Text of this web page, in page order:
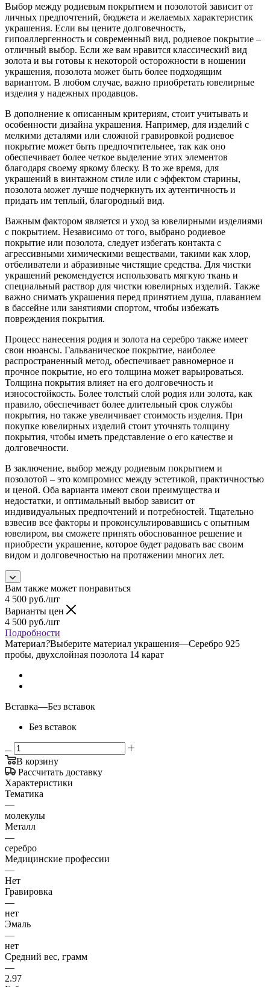
Выбор между родиевым покрытием и позолотой зависит от
личных предпочтений, бюджета и желаемых характеристик
украшения. Если вы цените долговечность,
гипоаллергенность и современный вид, родиевое покрытие –
отличный выбор. Если же вам нравится классический вид
золота и вы готовы к некоторой осторожности в ношении
украшения, позолота может быть более подходящим
вариантом. В любом случае, важно приобретать ювелирные
изделия у надежных продавцов.
В дополнение к описанным критериям, стоит учитывать и
особенности дизайна украшения. Например, для изделий с
мелкими деталями или сложной гравировкой родиевое
покрытие может быть предпочтительнее, так как оно
обеспечивает более четкое выделение этих элементов
благодаря своему яркому блеску. В то же время, для
украшений в винтажном стиле или с эффектом старины,
позолота может лучше подчеркнуть их аутентичность и
придать им теплый, благородный вид.
Важным фактором является и уход за ювелирными изделиями
с покрытием. Независимо от того, выбрано родиевое
покрытие или позолота, следует избегать контакта с
агрессивными химическими веществами, такими как хлор,
отбеливатели и абразивные чистящие средства. Для чистки
украшений рекомендуется использовать мягкую ткань и
специальный раствор для чистки ювелирных изделий. Также
важно снимать украшения перед принятием душа, плаванием
в бассейне или занятиями спортом, чтобы избежать
повреждения покрытия.
Процесс нанесения родия и золота на серебро также имеет
свои нюансы. Гальваническое покрытие, наиболее
распространенный метод, обеспечивает равномерное и
прочное покрытие, но его толщина может варьироваться.
Толщина покрытия влияет на его долговечность и
износостойкость. Более толстый слой родия или золота, как
правило, обеспечивает более длительный срок службы
покрытия, но также увеличивает стоимость изделия. При
покупке ювелирных изделий стоит уточнять толщину
покрытия, чтобы иметь представление о его качестве и
долговечности.
В заключение, выбор между родиевым покрытием и
позолотой – это компромисс между эстетикой, практичностью
и ценой. Оба варианта имеют свои преимущества и
недостатки, и оптимальный выбор зависит от
индивидуальных предпочтений и потребностей. Тщательно
взвесив все факторы и проконсультировавшись с опытным
ювелиром, вы сможете принять обоснованное решение и
приобрести украшение, которое будет радовать вас своим
видом и долговечностью на протяжении многих лет.
Вам также может понравиться
4 500 руб./шт
Варианты цен
4 500 руб./шт
Подробности
Материал?Выберите материал украшения—Серебро 925
пробы, двухслойная позолота 14 карат
Вставка—Без вставок
Без вставок
В корзину
Рассчитать доставку
Характеристики
Тематика
—
молекулы
Металл
—
серебро
Медицинские профессии
—
Нет
Гравировка
—
нет
Эмаль
—
нет
Средний вес, грамм
—
2.97